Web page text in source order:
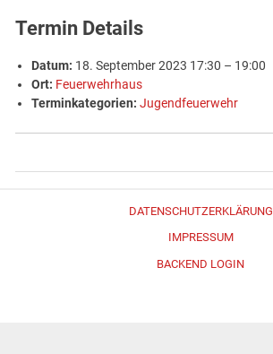
Termin Details
Datum: 18. September 2023 17:30 – 19:00
Ort: Feuerwehrhaus
Terminkategorien: Jugendfeuerwehr
DATENSCHUTZERKLÄRUNG
IMPRESSUM
BACKEND LOGIN